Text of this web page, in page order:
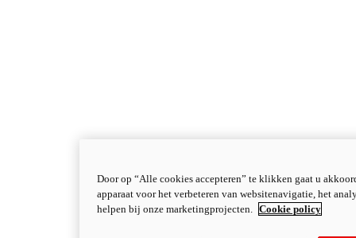
Door op “Alle cookies accepteren” te klikken gaat u
apparaat voor het verbeteren van websitenavigatie, het
helpen bij onze marketingprojecten. Cookie policy